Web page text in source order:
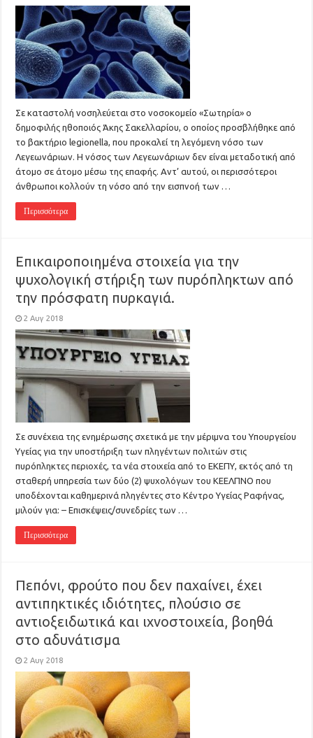
Σε καταστολή νοσηλεύεται στο νοσοκομείο «Σωτηρία» ο
δημοφιλής ηθοποιός Άκης Σακελλαρίου, ο οποίος προσβλήθηκε από
το βακτήριο legionella, που προκαλεί τη λεγόμενη νόσο των
Λεγεωνάριων. Η νόσος των Λεγεωνάριων δεν είναι μεταδοτική από
άτομο σε άτομο μέσω της επαφής. Αντ’ αυτού, οι περισσότεροι
άνθρωποι κολλούν τη νόσο από την εισπνοή των …
Περισσότερα
Επικαιροποιημένα στοιχεία για την
ψυχολογική στήριξη των πυρόπληκτων από
την πρόσφατη πυρκαγιά.
2 Αυγ 2018
Σε συνέχεια της ενημέρωσης σχετικά με την μέριμνα του Υπουργείου
Υγείας για την υποστήριξη των πληγέντων πολιτών στις
πυρόπληκτες περιοχές, τα νέα στοιχεία από το ΕΚΕΠΥ, εκτός από τη
σταθερή υπηρεσία των δύο (2) ψυχολόγων του ΚΕΕΛΠΝΟ που
υποδέχονται καθημερινά πληγέντες στο Κέντρο Υγείας Ραφήνας,
μιλούν για: – Επισκέψεις/συνεδρίες των …
Περισσότερα
Πεπόνι, φρούτο που δεν παχαίνει, έχει
αντιπηκτικές ιδιότητες, πλούσιο σε
αντιοξειδωτικά και ιχνοστοιχεία, βοηθά
στο αδυνάτισμα
2 Αυγ 2018